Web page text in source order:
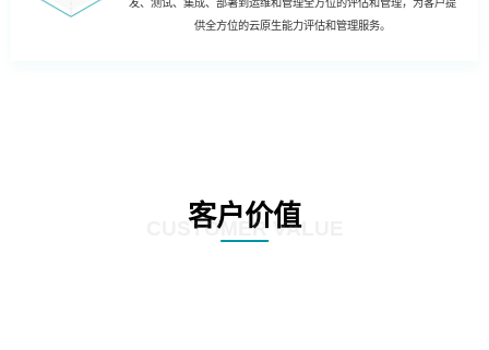
发、测试、集成、部署到运维和管理全方位的评估和管理，为客户提
供全方位的云原生能力评估和管理服务。
客户价值
CUSTOMER VALUE